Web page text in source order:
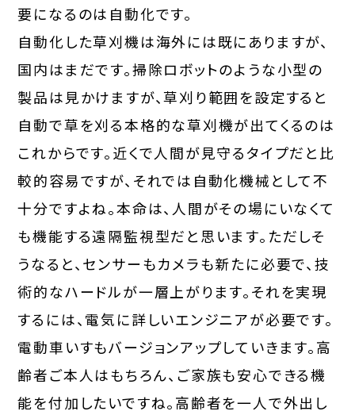
要になるのは自動化です。
自動化した草刈機は海外には既にありますが、
国内はまだです。掃除ロボットのような小型の
製品は見かけますが、草刈り範囲を設定すると
自動で草を刈る本格的な草刈機が出てくるのは
これからです。近くで人間が見守るタイプだと比
較的容易ですが、それでは自動化機械として不
十分ですよね。本命は、人間がその場にいなくて
も機能する遠隔監視型だと思います。ただしそ
うなると、センサーもカメラも新たに必要で、技
術的なハードルが一層上がります。それを実現
するには、電気に詳しいエンジニアが必要です。
電動車いすもバージョンアップしていきます。高
齢者ご本人はもちろん、ご家族も安心できる機
能を付加したいですね。高齢者を一人で外出し